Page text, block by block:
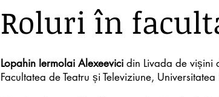
Roluri în
Lopahin Iermolai Alexeevici din Livada de vișini
Facultatea de Teatru și Televiziune,